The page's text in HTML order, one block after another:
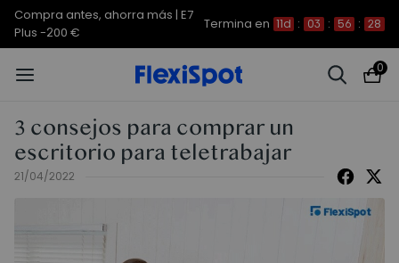
Compra antes, ahorra más | E7
Plus -200 €
Termina en 11d : 03 : 56 : 27
0
3 consejos para comprar un
escritorio para teletrabajar
21/04/2022